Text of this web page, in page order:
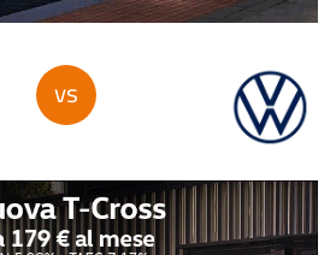
vs